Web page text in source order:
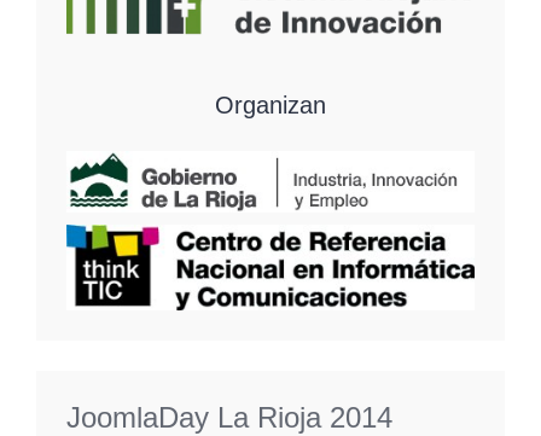
Organizan
JoomlaDay La Rioja 2014